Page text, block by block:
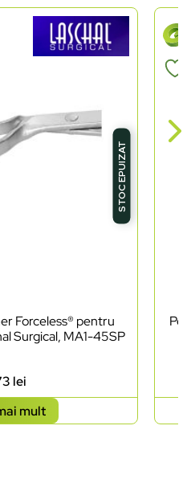
STOC EPUIZAT
Forceless® pentru
Surgical, MA1-45SP
lei
mult